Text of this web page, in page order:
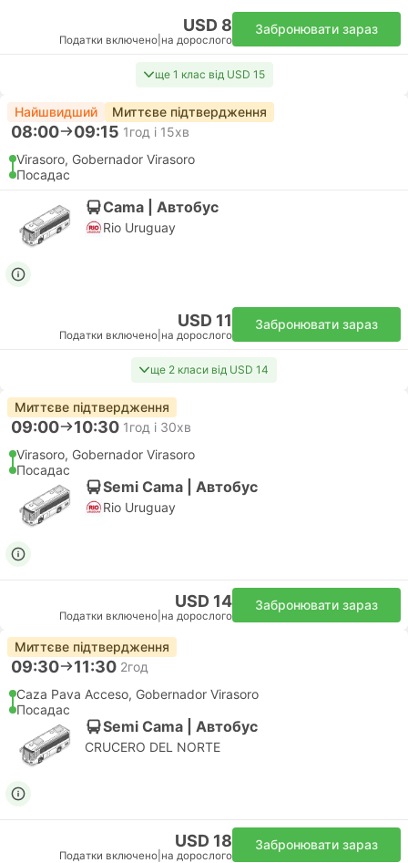
USD 8
Податки включено на дорослого
Забронювати зараз
ще 1 клас від USD 15
Найшвидший Миттєве підтвердження
08:00 09:15 1год і 15хв
Virasoro, Gobernador Virasoro
Посадас
Cama | Автобус
Rio Uruguay
USD 11
Податки включено на дорослого
Забронювати зараз
ще 2 класи від USD 14
Миттєве підтвердження
09:00 10:30 1год і 30хв
Virasoro, Gobernador Virasoro
Посадас
Semi Cama | Автобус
Rio Uruguay
USD 14
Податки включено на дорослого
Забронювати зараз
Миттєве підтвердження
09:30 11:30 2год
Caza Pava Acceso, Gobernador Virasoro
Посадас
Semi Cama | Автобус
CRUCERO DEL NORTE
USD 18
Податки включено на дорослого
Забронювати зараз